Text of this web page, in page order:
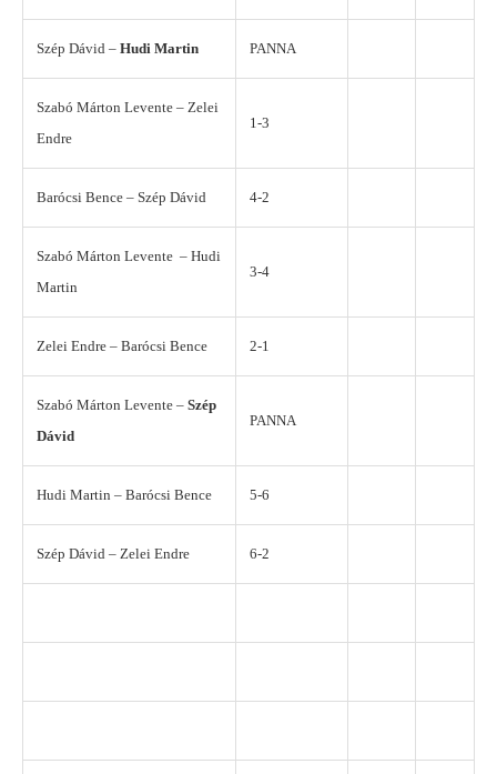
Szép Dávid – Hudi Martin PANNA
Szabó Márton Levente – Zelei
Endre
1-3
Barócsi Bence – Szép Dávid 4-2
Szabó Márton Levente – Hudi
Martin
3-4
Zelei Endre – Barócsi Bence 2-1
Szabó Márton Levente – Szép
Dávid
PANNA
Hudi Martin – Barócsi Bence 5-6
Szép Dávid – Zelei Endre 6-2